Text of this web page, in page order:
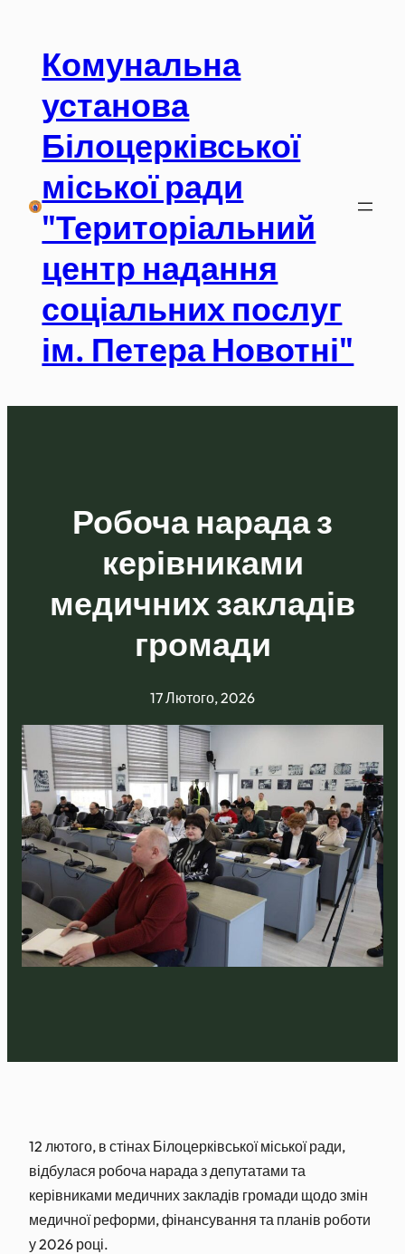
вмістуКомунальна
установа
Білоцерківської
міської ради
"Територіальний
центр надання
соціальних послуг
ім. Петера Новотні"
Робоча нарада з
керівниками
медичних закладів
громади
17 Лютого, 2026
12 лютого, в стінах Білоцерківської міської ради,
відбулася робоча нарада з депутатами та
керівниками медичних закладів громади щодо змін
медичної реформи, фінансування та планів роботи
у 2026 році.